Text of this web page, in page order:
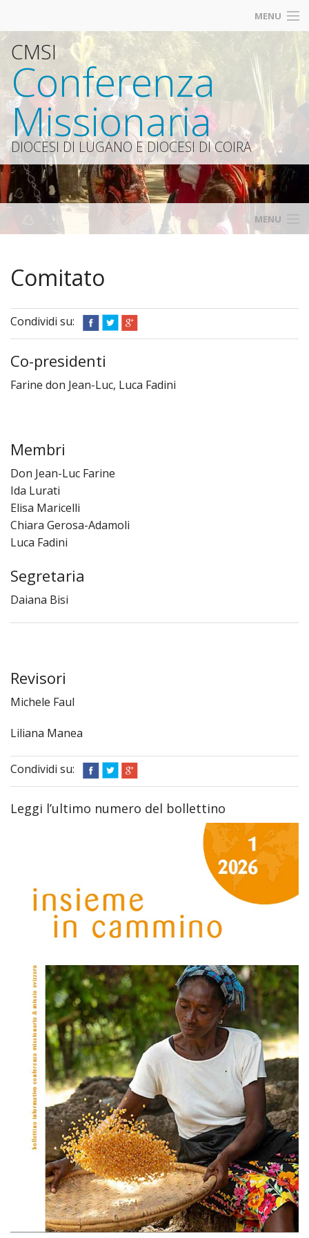
MENU
Contatti
Iscrizioni
Diocesi Lugano
Catt
Siti amici
CMSI
Conferenza
Missionaria
DIOCESI DI LUGANO E DIOCESI DI COIRA
MENU
Calendario
Diario Missionario
Chi Siamo
Archivio bollettini
Cose dell’altro mondo
Comitato
Condividi su:
Co-presidenti
Farine don Jean-Luc, Luca Fadini
Membri
Don Jean-Luc Farine
Ida Lurati
Elisa Maricelli
Chiara Gerosa-Adamoli
Luca Fadini
Segretaria
Daiana Bisi
Revisori
Michele Faul
Liliana Manea
Condividi su:
Leggi l’ultimo numero del bollettino